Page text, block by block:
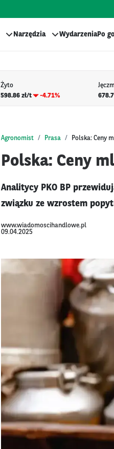
Narzędzia WydarzeniaPo
Żyto
598.86 zł/t
-4.71%
Agronomist Prasa Polska: Ceny
Polska: Ceny
Analitycy PKO BP
związku ze wzrostem
www.wiadomoscihandlowe.pl
09.04.2025